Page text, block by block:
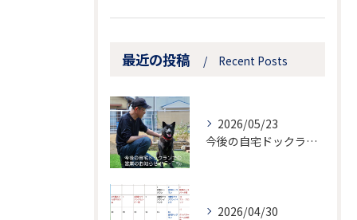
最近の投稿 Recent Posts
2026/05/23
今後の自宅ドックランでの営業のお知らせ
2026/04/30